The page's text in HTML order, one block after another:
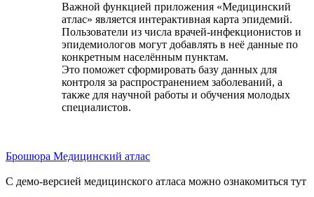
Важной функцией приложения «Медицинский
атлас» является интерактивная карта эпидемий.
Пользователи из числа врачей-инфекционистов и
эпидемиологов могут добавлять в неё данные по
конкретным населённым пунктам.
Это поможет сформировать базу данных для
контроля за распространением заболеваний, а
также для научной работы и обучения молодых
специалистов.
Брошюра Медицинский атлас
С демо-версией медицинского атласа можно ознакомиться тут